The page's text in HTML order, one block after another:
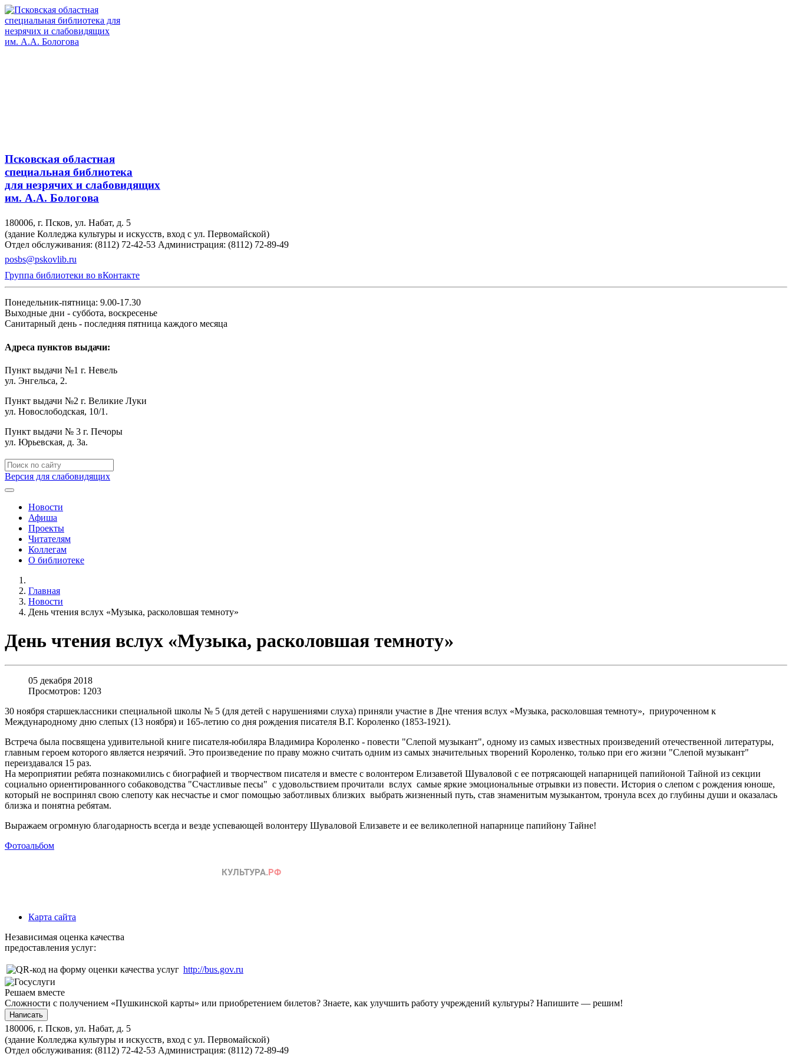
Псковская областная
специальная библиотека
для незрячих и слабовидящих
им. А.А. Бологова
180006, г. Псков, ул. Набат, д. 5
(здание Колледжа культуры и искусств, вход с ул. Первомайской)
Отдел обслуживания: (8112) 72-42-53 Администрация: (8112) 72-89-49
posbs@pskovlib.ru
Группа библиотеки во вКонтакте
Понедельник-пятница: 9.00-17.30
Выходные дни - суббота, воскресенье
Санитарный день - последняя пятница каждого месяца
Адреса пунктов выдачи:
Пункт выдачи №1 г. Невель
ул. Энгельса, 2.
Пункт выдачи №2 г. Великие Луки
ул. Новослободская, 10/1.
Пункт выдачи № 3 г. Печоры
ул. Юрьевская, д. 3а.
Версия для слабовидящих
Новости
Афиша
Проекты
Читателям
Коллегам
О библиотеке
Главная
Новости
День чтения вслух «Музыка, расколовшая темноту»
День чтения вслух «Музыка, расколовшая темноту»
05 декабря 2018
Просмотров: 1203
30 ноября старшеклассники специальной школы № 5 (для детей с нарушениями слуха) приняли участие в Дне чтения вслух «Музыка, расколовшая темноту», приуроченном к
Международному дню слепых (13 ноября) и 165-летию со дня рождения писателя В.Г. Короленко (1853-1921).
Встреча была посвящена удивительной книге писателя-юбиляра Владимира Короленко - повести "Слепой музыкант", одному из самых известных произведений отечественной литературы,
главным героем которого является незрячий. Это произведение по праву можно считать одним из самых значительных творений Короленко, только при его жизни "Слепой музыкант"
переиздавался 15 раз.
На мероприятии ребята познакомились с биографией и творчеством писателя и вместе с волонтером Елизаветой Шуваловой с ее потрясающей напарницей папийоной Тайной из секции
социально ориентированного собаководства "Счастливые песы" с удовольствием прочитали вслух самые яркие эмоциональные отрывки из повести. История о слепом с рождения юноше,
который не воспринял свою слепоту как несчастье и смог помощью заботливых близких выбрать жизненный путь, став знаменитым музыкантом, тронула всех до глубины души и оказалась
близка и понятна ребятам.
Выражаем огромную благодарность всегда и везде успевающей волонтеру Шуваловой Елизавете и ее великолепной напарнице папийону Тайне!
Фотоальбом
Карта сайта
Независимая оценка качества
предоставления услуг:
http://bus.gov.ru
Решаем вместе
Сложности с получением «Пушкинской карты» или приобретением билетов? Знаете, как улучшить работу учреждений культуры? Напишите — решим!
Написать
180006, г. Псков, ул. Набат, д. 5
(здание Колледжа культуры и искусств, вход с ул. Первомайской)
Отдел обслуживания: (8112) 72-42-53 Администрация: (8112) 72-89-49